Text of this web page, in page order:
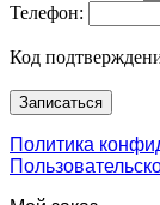
Телефон:
Код
Политика